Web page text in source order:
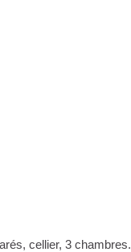
cellier, 3 chambres.